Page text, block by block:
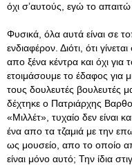
όχι σ’αυτούς, εγώ το απαιτώ
Φυσικά, όλα αυτά είναι σε
ενδιαφέρον. Διότι, ότι
απο ξένα κέντρα και όχι
ετοιμάσουμε το έδαφος για
τους δουλευτές βουλευτές
δέχτηκε ο Πατριάρχης
«Μιλλέτ», τυχαίο δεν είναι
ένα απο τα τζαμιά με την
ως μουσείο, απο το οποίο
είναι μόνο αυτό; Την ίδια